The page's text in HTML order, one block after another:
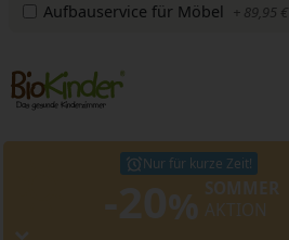
Aufbauservice für Möbel + 89,95 €
Nur für kurze Zeit!